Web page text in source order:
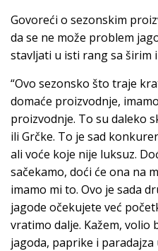
Govoreći o sezonskim
da se ne može problem
stavljati u isti rang sa širim
“Ovo sezonsko što traje
domaće proizvodnje,
proizvodnje. To su daleko
ili Grčke. To je sad
ali voće koje nije luksuz.
sačekamo, doći će ona na
imamo mi to. Ovo je sada
jagode očekujete već
vratimo dalje. Kažem, volio
jagoda, paprike i